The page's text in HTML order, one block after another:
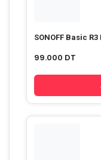
SONOFF Basic
99.000 DT